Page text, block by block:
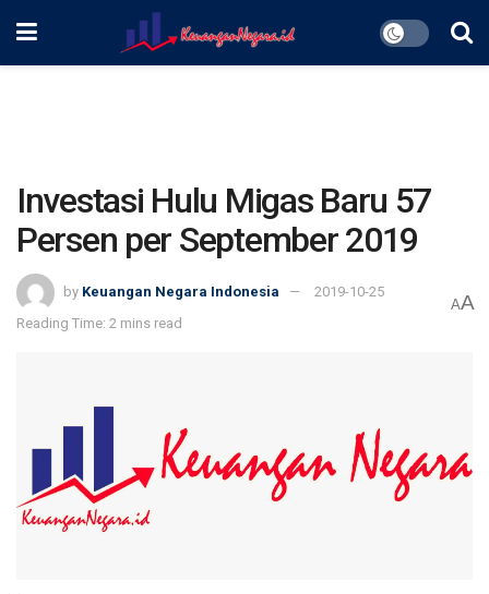
Investasi Hulu Migas Baru 57
Persen per September 2019
by Keuangan Negara Indonesia
2019-10-25
Reading Time: 2 mins read
AA